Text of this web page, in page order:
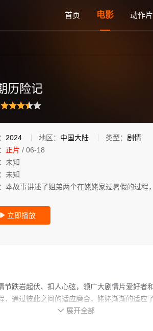
首页 电影 动作片
高清电影免费在线观看 - 雅
历险记
2024 地区： 中国大陆 类型： 剧情
正片 / 06-18
未知
未知
本故事讲述了姐弟两个在姥姥家过暑假的过
 立即播放
跌岩起伏、扣人心弦，领广大剧情片爱好者
，通过彼此之间的适应磨合，姥姥渐渐的适应
 展开全部